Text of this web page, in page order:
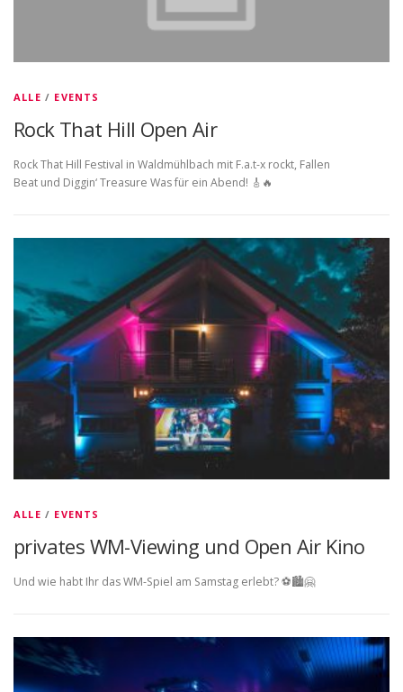
ALLE / EVENTS
Rock That Hill Open Air
Rock That Hill Festival in Waldmühlbach mit F.a.t-x rockt, Fallen
Beat und Diggin‘ Treasure Was für ein Abend! 🎸🔥
ALLE / EVENTS
privates WM-Viewing und Open Air Kino
Und wie habt Ihr das WM-Spiel am Samstag erlebt? ⚽️🏙🤗